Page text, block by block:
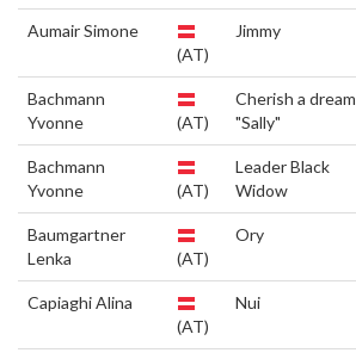
Aumair Simone
(AT)
Jimmy
Bachmann
Yvonne
(AT)
Cherish a dream
"Sally"
Bachmann
Yvonne
(AT)
Leader Black
Widow
Baumgartner
Lenka
(AT)
Ory
Capiaghi Alina
(AT)
Nui